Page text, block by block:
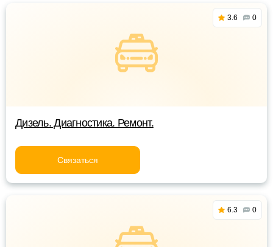
3.6 0
Дизель. Диагностика. Ремонт.
Связаться
6.3 0